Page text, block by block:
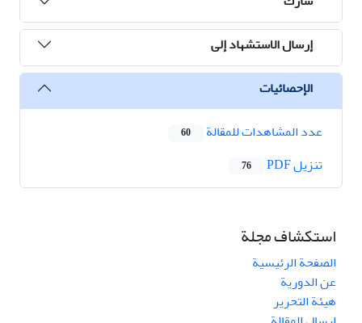
إرسال الاستشهاد إلى
الإحصائيات
عدد المشاهدات للمقالة
60
تنزیل PDF 76
استكشاف مجلة
الصفحة الرئيسية
عن الدورية
هيئة التحرير